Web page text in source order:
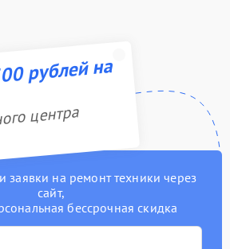
рублей на
центра
на ремонт техники через
сайт,
бессрочная скидка